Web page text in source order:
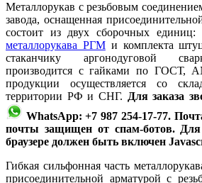
Металлорукав с резьбовым
завода, оснащенная
состоит из двух сборочных
металлорукава РГМи комплекта
стаканчику аргонодуговой
производится с гайками по ГОСТ,
продукции осуществляется со
территории РФ и СНГ. Для заказа
WhatsApp: +7 987 254-17-77.
почты защищен от спам-ботов. Для
браузере должен быть включен
Гибкая сильфонная часть
присоединительной арматурой с